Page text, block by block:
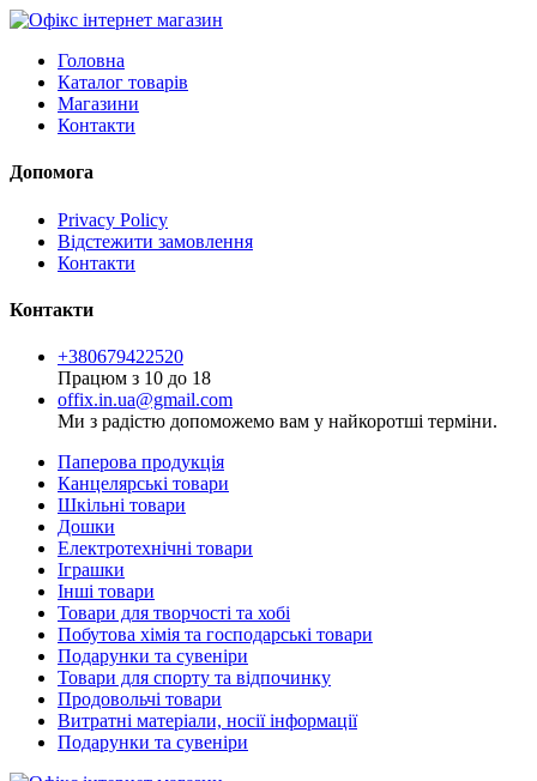
Головна
Каталог товарів
Магазини
Контакти
Допомога
Privacy Policy
Відстежити замовлення
Контакти
Контакти
+380679422520
Працюм з 10 до 18
offix.in.ua@gmail.com
Ми з радістю допоможемо вам у найкоротші терміни.
Паперова продукція
Канцелярські товари
Шкільні товари
Дошки
Електротехнічні товари
Іграшки
Інші товари
Товари для творчості та хобі
Побутова хімія та господарські товари
Подарунки та сувеніри
Товари для спорту та відпочинку
Продовольчі товари
Витратні матеріали, носії інформації
Подарунки та сувеніри